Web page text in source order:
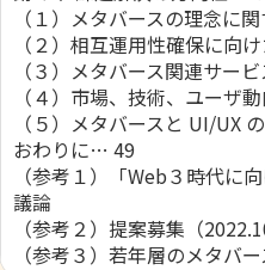
（１）メタバースの理念に
（２）相互運用性確保に向
（３）メタバース関連サー
（４）市場、技術、ユーザ
（５）メタバースと UI/UX
おわりに… 49
（参考１）「Web３時代に
議論
（参考２）提案募集（
（参考３）若年層のメタバ